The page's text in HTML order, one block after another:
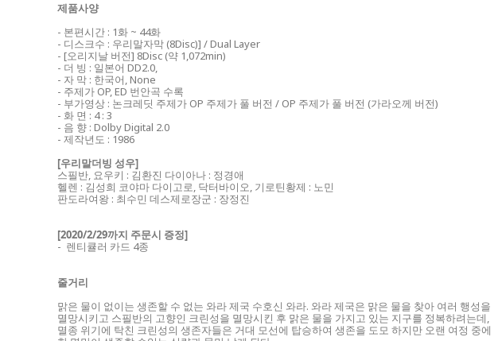
제품사양
- 본편시간 : 1화 ~ 44화
- 디스크수 : 우리말자막 (8Disc)] / Dual Layer
- [오리지날 버전] 8Disc (약 1,072min)
- 더 빙 : 일본어 DD2.0,
- 자 막 : 한국어, None
- 주제가 OP, ED 번안곡 수록
- 부가영상 : 논크레딧 주제가 OP 주제가 풀 버전 / OP 주제가 풀 버전 (가라오께 버전)
- 화 면 : 4 : 3
- 음 향 : Dolby Digital 2.0
- 제작년도 : 1986
[우리말더빙 성우]
스필반, 요우키 : 김환진 다이아나 : 정경애
헬렌 : 김성희 코야마 다이고로, 닥터바이오, 기로틴황제 : 노민
판도라여왕 : 최수민 데스제로장군 : 장정진
[2020/2/29까지 주문시 증정]
- 렌티큘러 카드 4종
줄거리
맑은 물이 없이는 생존할 수 없는 와라 제국 수호신 와라. 와라 제국은 맑은 물을 찾아 여러 행성을
멸망시키고 스필반의 고향인 크린성을 멸망시킨 후 맑은 물을 가지고 있는 지구를 정복하려는데,
멸종 위기에 탁친 크린성의 생존자들은 거대 모선에 탑승하여 생존을 도모 하지만 오랜 여정 중에